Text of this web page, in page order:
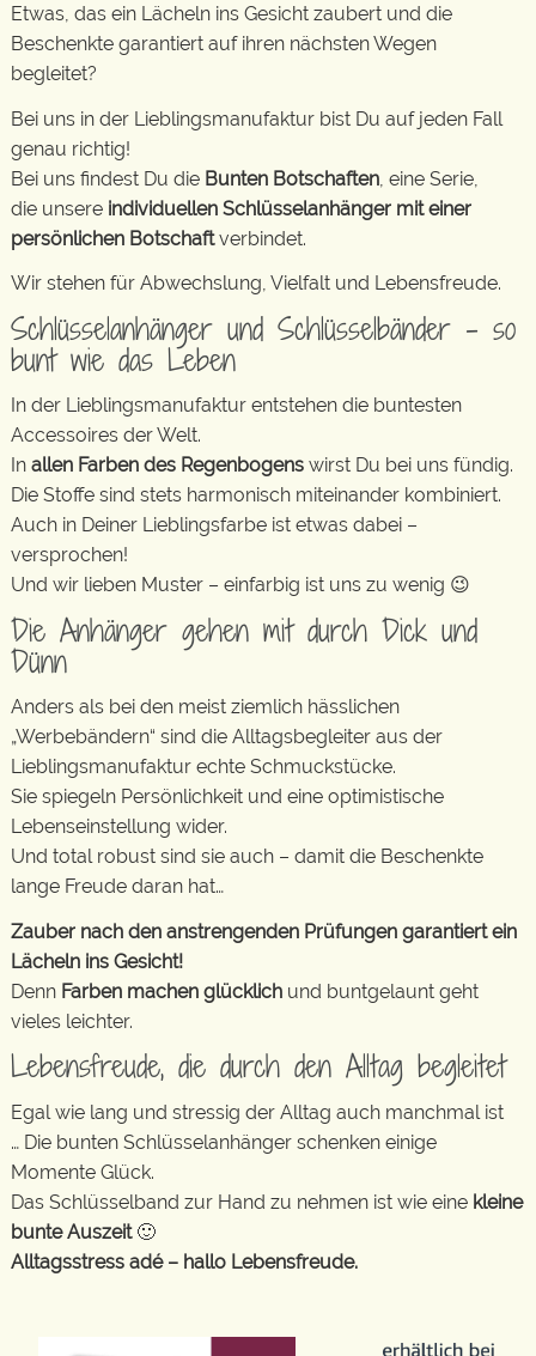
Etwas, das ein Lächeln ins Gesicht zaubert und die
Beschenkte garantiert auf ihren nächsten Wegen
begleitet?
Bei uns in der Lieblingsmanufaktur bist Du auf jeden Fall
genau richtig!
Bei uns findest Du die Bunten Botschaften , eine Serie,
die unsere individuellen Schlüsselanhänger mit einer
persönlichen Botschaftverbindet.
Wir stehen für Abwechslung, Vielfalt und Lebensfreude.
Schlüsselanhänger und Schlüsselbänder – so
bunt wie das Leben
In der Lieblingsmanufaktur entstehen die buntesten
Accessoires der Welt.
In allen Farben des Regenbogens wirst Du bei uns fündig.
Die Stoffe sind stets harmonisch miteinander kombiniert.
Auch in Deiner Lieblingsfarbe ist etwas dabei –
versprochen!
Und wir lieben Muster – einfarbig ist uns zu wenig 😉
Die Anhänger gehen mit durch Dick und
Dünn
Anders als bei den meist ziemlich hässlichen
„Werbebändern“ sind die Alltagsbegleiter aus der
Lieblingsmanufaktur echte Schmuckstücke.
Sie spiegeln Persönlichkeit und eine optimistische
Lebenseinstellung wider.
Und total robust sind sie auch – damit die Beschenkte
lange Freude daran hat…
Zauber nach den anstrengenden Prüfungen garantiert ein
Lächeln ins Gesicht!
Denn Farben machen glücklich und buntgelaunt geht
vieles leichter.
Lebensfreude, die durch den Alltag begleitet
Egal wie lang und stressig der Alltag auch manchmal ist
… Die bunten Schlüsselanhänger schenken einige
Momente Glück.
Das Schlüsselband zur Hand zu nehmen ist wie eine kleine
bunte Auszeit🙂
Alltagsstress adé – hallo Lebensfreude.